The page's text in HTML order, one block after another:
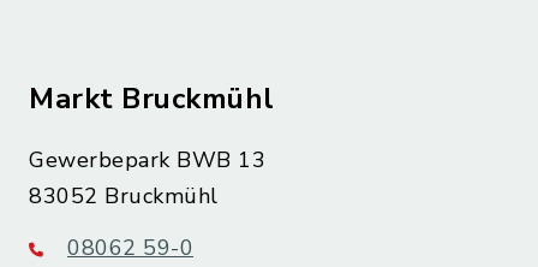
Markt Bruckmühl
Gewerbepark BWB 13
83052 Bruckmühl
08062 59-0